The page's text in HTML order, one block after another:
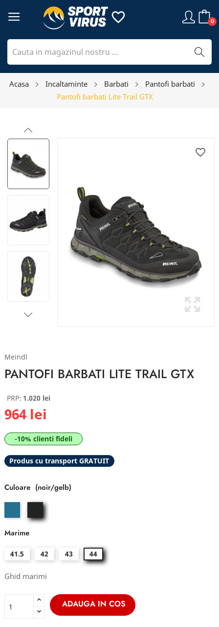
0
favorite_border
Acasa Incaltaminte Barbati
Pantofi barbati
Pantofi barbati Lite Trail GTX
favorite_border
Meindl
PANTOFI BARBATI LITE TRAIL GTX
PRP: 1.020 lei
964 lei
-10% clienti fideli
Produs cu transport GRATUIT
Culoare
blau/orangenoir/gelb
Marime
41.5 42 43 44
Ghid marimi
ADAUGA IN COS